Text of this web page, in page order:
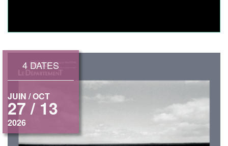
4 DATES
JUIN / OCT
27 / 13
2026